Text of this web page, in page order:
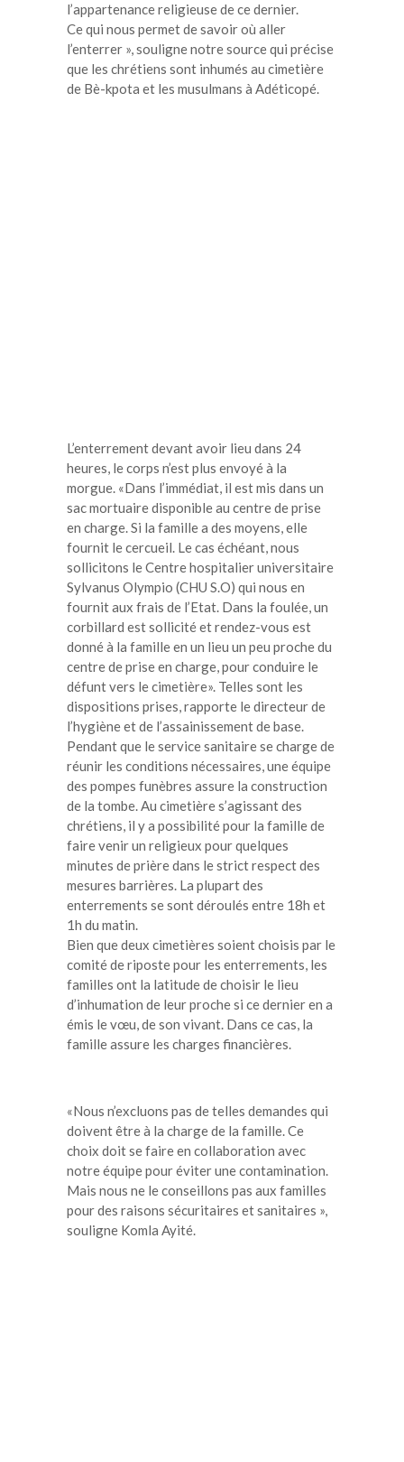
l’appartenance religieuse de ce dernier.
Ce qui nous permet de savoir où aller
l’enterrer », souligne notre source qui précise
que les chrétiens sont inhumés au cimetière
de Bè-kpota et les musulmans à Adéticopé.
L’enterrement devant avoir lieu dans 24
heures, le corps n’est plus envoyé à la
morgue. «Dans l’immédiat, il est mis dans un
sac mortuaire disponible au centre de prise
en charge. Si la famille a des moyens, elle
fournit le cercueil. Le cas échéant, nous
sollicitons le Centre hospitalier universitaire
Sylvanus Olympio (CHU S.O) qui nous en
fournit aux frais de l’Etat. Dans la foulée, un
corbillard est sollicité et rendez-vous est
donné à la famille en un lieu un peu proche du
centre de prise en charge, pour conduire le
défunt vers le cimetière». Telles sont les
dispositions prises, rapporte le directeur de
l’hygiène et de l’assainissement de base.
Pendant que le service sanitaire se charge de
réunir les conditions nécessaires, une équipe
des pompes funèbres assure la construction
de la tombe. Au cimetière s’agissant des
chrétiens, il y a possibilité pour la famille de
faire venir un religieux pour quelques
minutes de prière dans le strict respect des
mesures barrières. La plupart des
enterrements se sont déroulés entre 18h et
1h du matin.
Bien que deux cimetières soient choisis par le
comité de riposte pour les enterrements, les
familles ont la latitude de choisir le lieu
d’inhumation de leur proche si ce dernier en a
émis le vœu, de son vivant. Dans ce cas, la
famille assure les charges financières.
«Nous n’excluons pas de telles demandes qui
doivent être à la charge de la famille. Ce
choix doit se faire en collaboration avec
notre équipe pour éviter une contamination.
Mais nous ne le conseillons pas aux familles
pour des raisons sécuritaires et sanitaires »,
souligne Komla Ayité.